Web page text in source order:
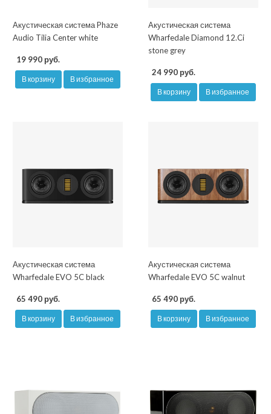
Акустическая система Phaze
Audio Tilia Center white
19 990 руб.
В корзину В избранное
Акустическая система
Wharfedale Diamond 12.Ci
stone grey
24 990 руб.
В корзину В избранное
Акустическая система
Wharfedale EVO 5C black
65 490 руб.
В корзину В избранное
Акустическая система
Wharfedale EVO 5C walnut
65 490 руб.
В корзину В избранное